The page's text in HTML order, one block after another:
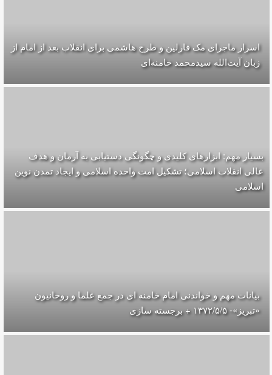
اسرار ماجرای مک فارلین و طرح هاشمی برای انقلاب بعد از امام از
زبان آیت‌الله سیدمحمد خامنه‌ای
بسیار مهم: ابزارهای کلیدی و چگونگی دستیابی به آرمان و هدف
عالی انقلاب اسلامی؛ تشکیل امت واحده‌ اسلامی و ایجاد تمدن نوین
اسلامی
بیانات مهم و خواندنی امام خامنه ای در جمع علما و روحانیون
«تبریز»- ۱۳۷۲/۵/۵ + برجسته سازی